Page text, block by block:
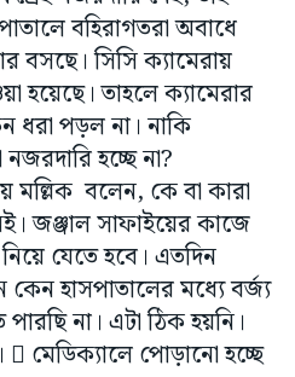
বহিরাগতরা অবাধে
বসছে। সিসি ক্যামেরায়
হয়েছে। তাহলে ক্যামেরার
ধরা পড়ল না। নাকি
হচ্ছে না?
মল্লিক বলেন, কে বা কারা
জঞ্জাল সাফাইয়ের কাজে
যেতে হবে। এতদিন
হাসপাতালের মধ্যে বর্জ্য
না। এটা ঠিক হয়নি।
 মেডিক্যালে পোড়ানো হচ্ছে